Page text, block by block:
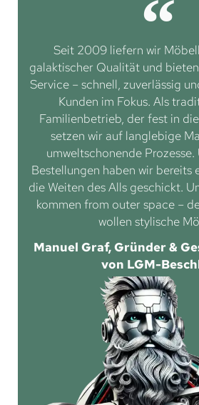
Seit 2009 liefern wir
galaktischer Qualität und
Service – schnell, zuverlässig
Kunden im Fokus. Als
Familienbetrieb, der fest in
setzen wir auf langlebige
umweltschonende
Bestellungen haben wir bereits
die Weiten des Alls geschickt.
kommen from outer space –
wollen stylische
Manuel Graf, Gründer &
von LGM-